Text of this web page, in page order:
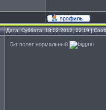
Дата: Суббота, 18.02.2012, 22:19 |
5кг полет нормальный